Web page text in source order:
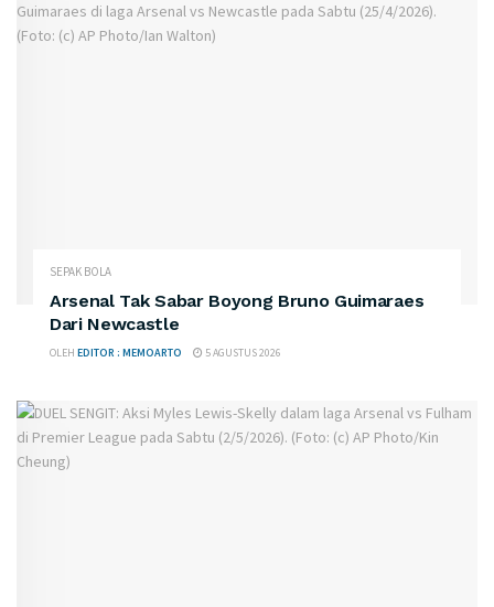
SEPAK BOLA
Arsenal Tak Sabar Boyong Bruno Guimaraes
Dari Newcastle
OLEH EDITOR : MEMOARTO 5 AGUSTUS 2026